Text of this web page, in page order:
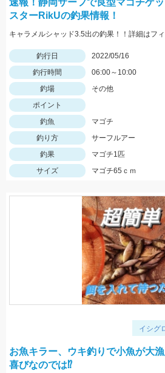
速報！静岡サーフで良型マゴチゲ
スターRikUの釣果情報！
釣行日
2022/05/16
釣行時間
06:00～10:00
釣場
その他
ポイント
釣魚
マゴチ
釣り方
サーフルアー
釣果
マゴチ1匹
サイズ
マゴチ65ｃｍ
イシグ
お魚キラー、ウキ釣りで小魚が大
喜びなのでは⁉